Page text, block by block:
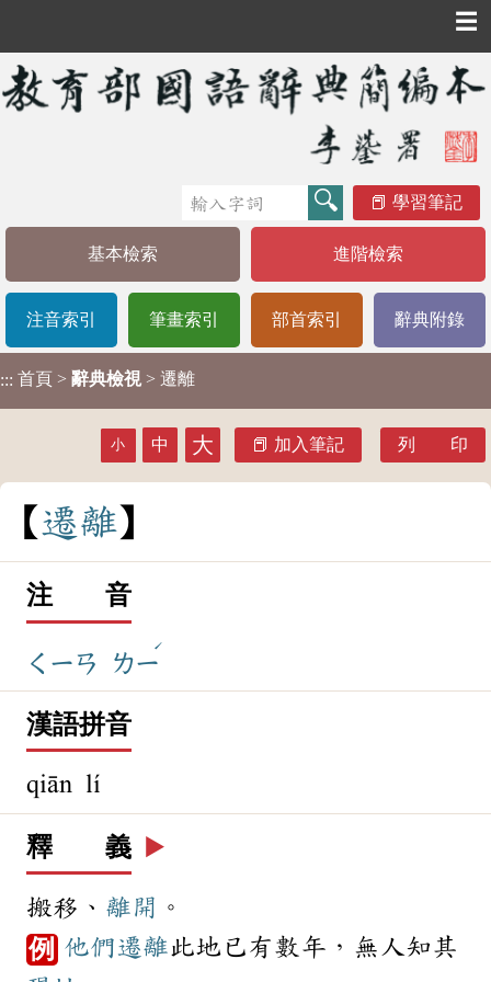
☰
學習筆記
基本檢索 進階檢索
注音索引 筆畫索引 部首索引 辭典附錄
::: 首頁 > 辭典檢視 > 遷離
小 中 大 加入筆記 列 印
遷離
注 音
ㄑㄧㄢ ㄌㄧ
ˊ
漢語拼音
qiān lí
釋 義 ▶️
搬移、 離開 。
例 他們遷離此地已有數年，無人知其